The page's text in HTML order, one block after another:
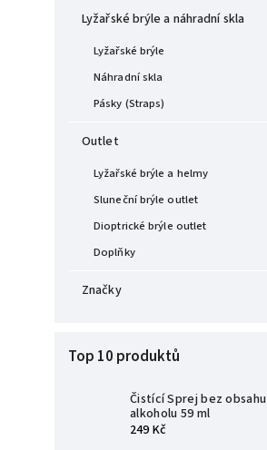
Lyžařské brýle a náhradní skla
Lyžařské brýle
Náhradní skla
Pásky (Straps)
Outlet
Lyžařské brýle a helmy
Sluneční brýle outlet
Dioptrické brýle outlet
Doplňky
Značky
Top 10 produktů
Čistící Sprej bez obsahu
alkoholu 59 ml
249 Kč